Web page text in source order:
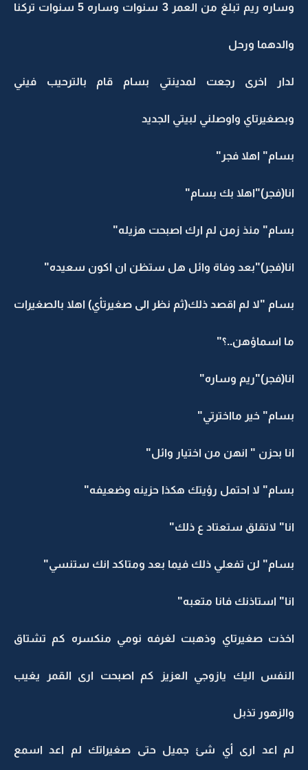
وساره ريم تبلغ من العمر 3 سنوات وساره 5 سنوات تركنا
والدهما ورحل
لدار اخرى رجعت لمدينتي بسام قام بالترحيب فيني
وبصغيرتاي واوصلني لبيتي الجديد
بسام" اهلا فجر"
انا(فجر)"اهلا بك بسام"
بسام" منذ زمن لم ارك اصبحت هزيله"
انا(فجر)"بعد وفاة وائل هل ستظن ان اكون سعيده"
بسام "لا لم اقصد ذلك(ثم نظر الى صغيرتأي) اهلا بالصغيرات
ما اسماؤهن..؟"
انا(فجر)"ريم وساره"
بسام" خير مااخترتي"
انا بحزن " انهن من اختيار وائل"
بسام" لا احتمل رؤيتك هكذا حزينه وضعيفه"
انا" لاتقلق ستعتاد ع ذلك"
بسام" لن تفعلي ذلك فيما بعد ومتاكد انك ستنسي"
انا" استاذنك فانا متعبه"
اخذت صغيرتاي وذهبت لغرفه نومي منكسره كم تشتاق
النفس اليك يازوجي العزيز كم اصبحت ارى القمر يغيب
والزهور تذبل
لم اعد ارى أي شئ جميل حتى صغيراتك لم اعد اسمع